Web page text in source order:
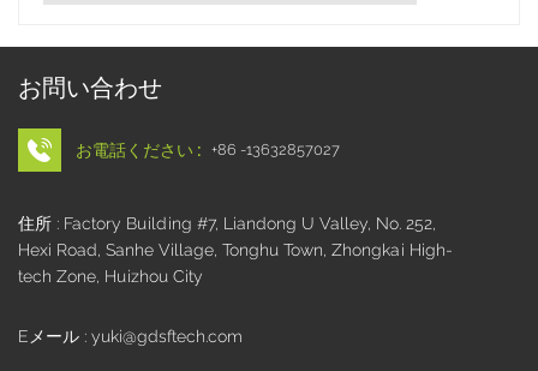
により、顧客は高度な柔軟性を得ることができ、特定のアプ
のレベルのカスタマイズにより、製品が顧客のニーズを完全
に向上します。高い費用対効果:に比べ カラーTFTディスプレ
イ、モノクロ LCD のカスタマイズでは、工具コストが低く抑
を最適化し、生産プロセスを合理化し、不必要な材料の無駄
を削減できます。これにより、材料コストと生産コストが削
減されるだけでなく、顧客にとってよりコスト効率の高いソ
止画像を表示する場合、消費電力はほとんど無視できます。
お問い合わせ
お電話ください : +86 -13632857027
住所 : Factory Building #7, Liandong U Valley, No. 252,
Hexi Road, Sanhe Village, Tonghu Town, Zhongkai High-
tech Zone, Huizhou City
Eメール : yuki@gdsftech.com